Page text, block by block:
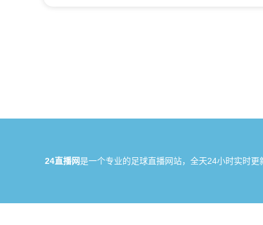
24直播网是一个专业的足球直播网站，全天24小时实时